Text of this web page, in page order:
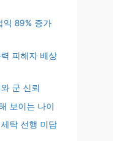
익 89% 증가
피해자 배상
군 신뢰
보이는 나이
탁 선행 미담